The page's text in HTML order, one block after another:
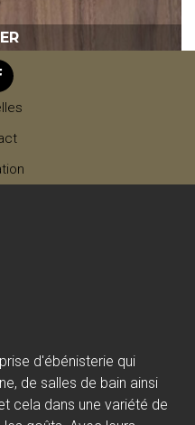
d'ébénisterie qui
de salles de bain ainsi
cela dans une variété de